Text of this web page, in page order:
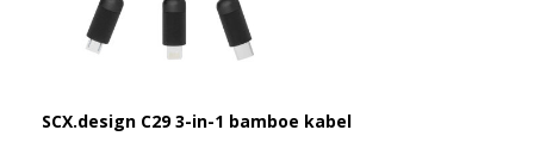
SCX.design C29 3-in-1 bamboe kabel